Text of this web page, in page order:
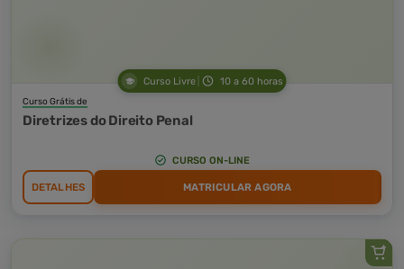
Curso Livre 10 a 60 horas
Curso Grátis de
Diretrizes do Direito Penal
CURSO ON-LINE
DETALHES MATRICULAR AGORA